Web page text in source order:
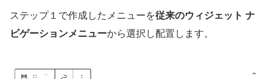
ステップ１で作成したメニューを従来のウィジェット ナ
ビゲーションメニューから選択し配置します。